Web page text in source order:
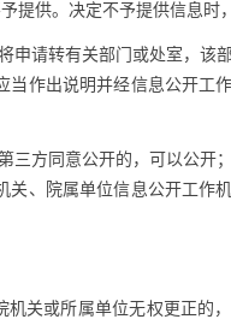
供。决定不予提供信息时
请转有关部门或处室，该
作出说明并经信息公开工
方同意公开的，可以公开
、院属单位信息公开工作
关或所属单位无权更正的